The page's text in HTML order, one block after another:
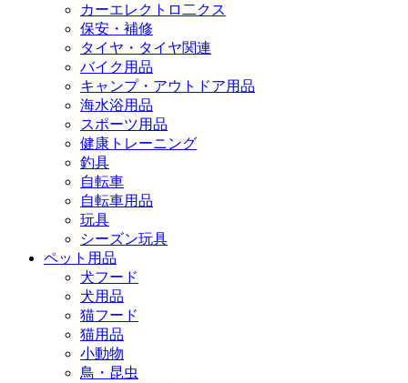
カーエレクトロ二クス
保安・補修
タイヤ・タイヤ関連
バイク用品
キャンプ・アウトドア用品
海水浴用品
スポーツ用品
健康トレーニング
釣具
自転車
自転車用品
玩具
シーズン玩具
ペット用品
犬フード
犬用品
猫フード
猫用品
小動物
鳥・昆虫